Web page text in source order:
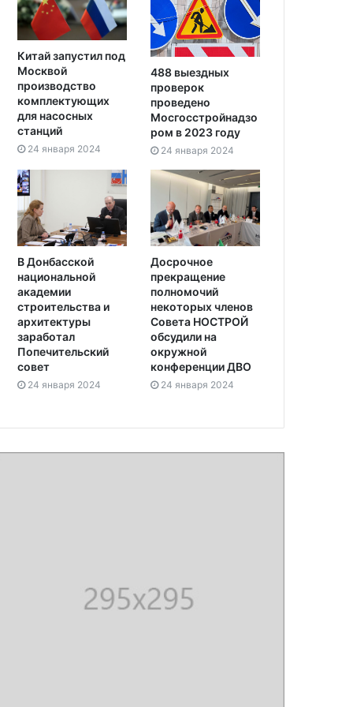
Китай запустил под
Москвой
производство
комплектующих
для насосных
станций
24 января 2024
488 выездных
проверок
проведено
Мосгосстройнадзо
ром в 2023 году
24 января 2024
В Донбасской
национальной
академии
строительства и
архитектуры
заработал
Попечительский
совет
24 января 2024
Досрочное
прекращение
полномочий
некоторых членов
Совета НОСТРОЙ
обсудили на
окружной
конференции ДВО
24 января 2024